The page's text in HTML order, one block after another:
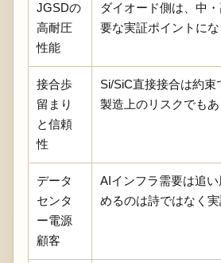
JGSDの
高耐圧
性能
ダイオード側は、中
要な実証ポイントにな
接合歩
留まり
と信頼
性
Si/SiC直接接合は約束
製造上のリスクでもあ
データ
センタ
ー電源
顧客
AIインフラ需要は追
めるのは詩ではなく実